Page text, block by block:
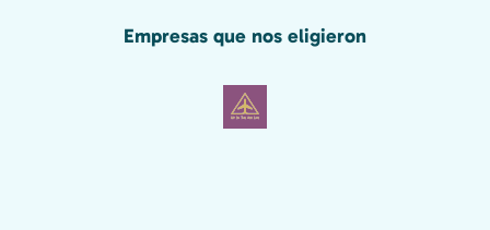
Empresas que nos eligieron